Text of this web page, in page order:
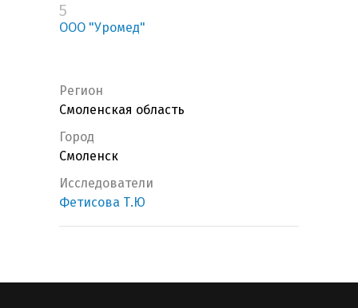
5
ООО "Уромед"
Регион
Смоленская область
Город
Смоленск
Исследователи
Фетисова Т.Ю